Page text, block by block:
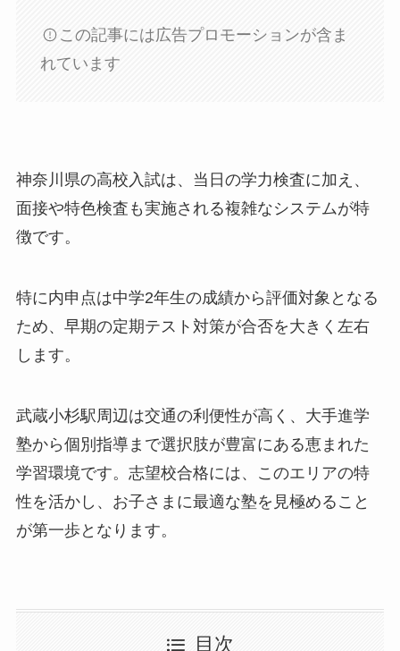
この記事には広告プロモーションが含ま
れています
神奈川県の高校入試は、当日の学力検査に加え、
面接や特色検査も実施される複雑なシステムが特
徴です。
特に内申点は中学2年生の成績から評価対象となる
ため、早期の定期テスト対策が合否を大きく左右
します。
武蔵小杉駅周辺は交通の利便性が高く、大手進学
塾から個別指導まで選択肢が豊富にある恵まれた
学習環境です。志望校合格には、このエリアの特
性を活かし、お子さまに最適な塾を見極めること
が第一歩となります。
目次